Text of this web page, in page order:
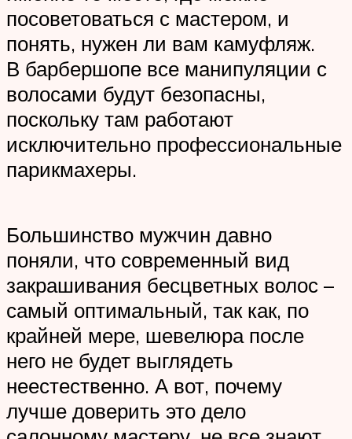
посоветоваться с мастером, и
понять, нужен ли вам камуфляж.
В барбершопе все манипуляции с
волосами будут безопасны,
поскольку там работают
исключительно профессиональные
парикмахеры.
Большинство мужчин давно
поняли, что современный вид
закрашивания бесцветных волос –
самый оптимальный, так как, по
крайней мере, шевелюра после
него не будет выглядеть
неестественно. А вот, почему
лучше доверить это дело